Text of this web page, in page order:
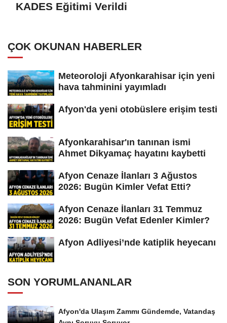
KADES Eğitimi Verildi
ÇOK OKUNAN HABERLER
Meteoroloji Afyonkarahisar için yeni
hava tahminini yayımladı
Afyon'da yeni otobüslere erişim testi
Afyonkarahisar'ın tanınan ismi
Ahmet Dikyamaç hayatını kaybetti
Afyon Cenaze İlanları 3 Ağustos
2026: Bugün Kimler Vefat Etti?
Afyon Cenaze İlanları 31 Temmuz
2026: Bugün Vefat Edenler Kimler?
Afyon Adliyesi’nde katiplik heyecanı
SON YORUMLANANLAR
Afyon'da Ulaşım Zammı Gündemde, Vatandaş